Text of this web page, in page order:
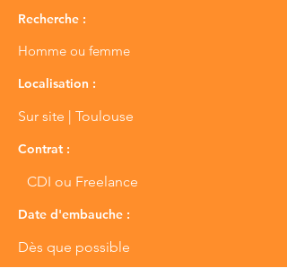
Recherche :
Homme ou femme
Localisation :
Sur site | Toulouse
Contrat :
CDI ou Freelance
Date d'embauche :
Dès que possible